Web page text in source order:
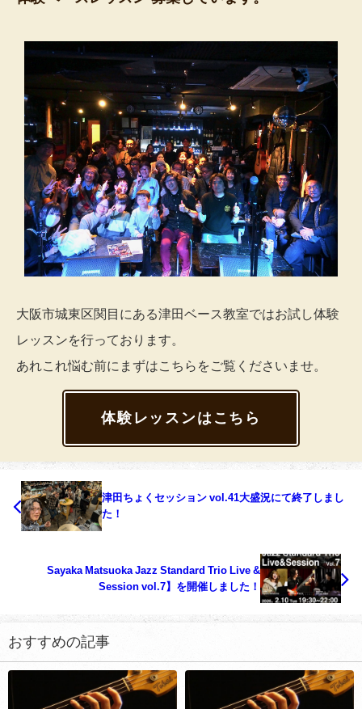
大阪市城東区関目にある津田ベース教室ではお試し体験
レッスンを行っております。
あれこれ悩む前にまずはこちらをご覧くださいませ。
体験レッスンはこちら
津田ちょくセッション vol.41大盛況にて終了しまし
た！
Sayaka Matsuoka Jazz Standard Trio Live &
Session vol.7】を開催しました！
おすすめの記事